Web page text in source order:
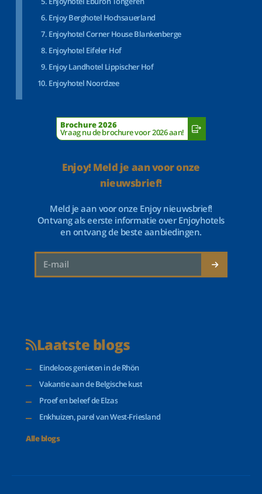
Enjoy Berghotel Hochsauerland
Enjoyhotel Corner House Blankenberge
Enjoyhotel Eifeler Hof
Enjoy Landhotel Lippischer Hof
Enjoyhotel Noordzee
Brochure 2026
Vraag nu de brochure voor 2026 aan!
Enjoy! Meld je aan voor onze
nieuwsbrief!
Meld je aan voor onze Enjoy nieuwsbrief!
Ontvang als eerste informatie over Enjoyhotels
en ontvang de beste aanbiedingen.
Laatste blogs
Eindeloos genieten in de Rhön
Vakantie aan de Belgische kust
Proef en beleef de Elzas
Enkhuizen, parel van West-Friesland
Alle blogs